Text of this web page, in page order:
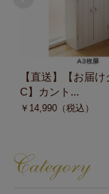
【直送】【お届
C】カント...
￥ 14,990 （税込）